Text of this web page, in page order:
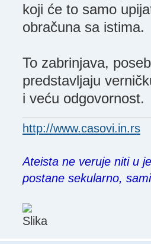
koji će to samo
obračuna sa istima.
To zabrinjava,
predstavljaju
i veću odgovornost.
http://www.casovi.in.rs
Ateista ne veruje niti u
postane sekularno,